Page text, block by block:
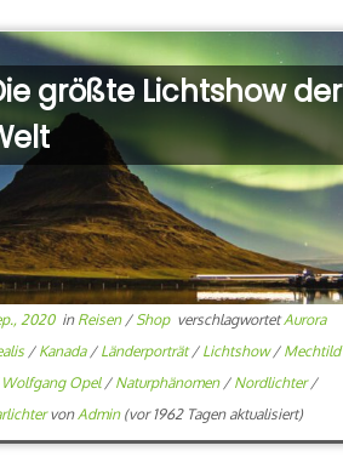
größte Lichtshow der
2020in Reisen / Shop verschlagwortetAurora
/ Kanada / Länderporträt/ Lichtshow/ Mechtild
Wolfgang Opel / Naturphänomen / Nordlichter/
von Admin(vor 1962 Tagen aktualisiert)